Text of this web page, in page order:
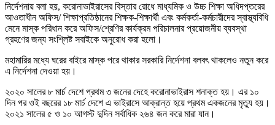
নির্দেশনায় বলা হয়, করোনাভাইরাসের বিস্তার রোধে মাধ্যমিক ও উচ্চ শিক্ষা অধিদপ্তরের
আওতাধীন অফিস/ শিক্ষাপ্রতিষ্ঠানের শিক্ষক-শিক্ষার্থী এবং কর্মকর্তা-কর্মচারীদের স্বাস্থ্যবিধি
মেনে মাস্ক পরিধান করে অফিস/শ্রেণির কার্যক্রম পরিচালনার প্রয়োজনীয় ব্যবস্থা
গ্রহণের জন্য সংশ্লিষ্ট সবাইকে অনুরোধ করা হলো।
মহামারির মধ্যে ঘরের বাইরে মাস্ক পরে থাকার সরকারি নির্দেশনা বলবৎ থাকলেও নতুন করে
এ নির্দেশনা দেওয়া হয়।
২০২০ সালের ৮ মার্চ দেশে প্রথম ৩ জনের দেহে করোনাভাইরাস শনাক্ত হয়। এর ১০
দিন পর ওই বছরের ১৮ মার্চ দেশে এ ভাইরাসে আক্রান্ত হয়ে প্রথম একজনের মৃত্যু হয়।
২০২১ সালের ৫ ও ১০ আগস্ট দুদিন সর্বাধিক ২৬৪ জন করে মারা যান।